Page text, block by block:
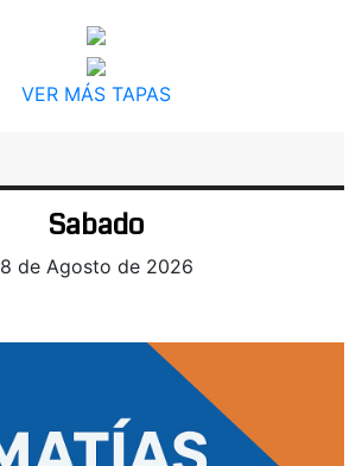
VER MÁS TAPAS
Sabado
8 de Agosto de 2026